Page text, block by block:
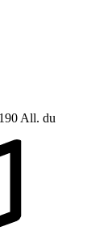
190 All. du